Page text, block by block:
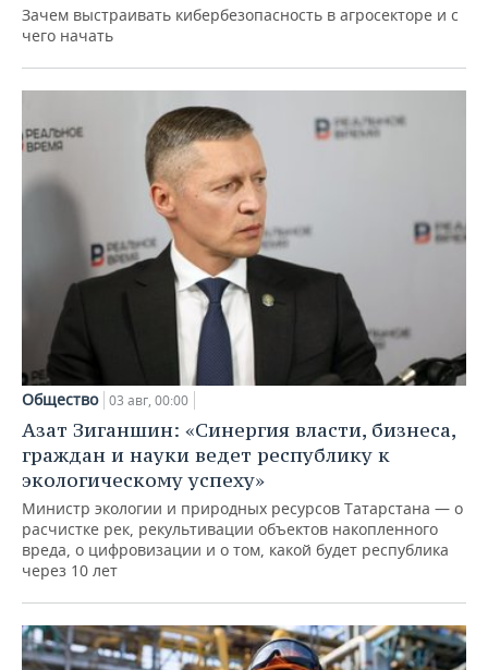
Зачем выстраивать кибербезопасность в агросекторе и с
чего начать
Общество 03 авг, 00:00
Азат Зиганшин: «Синергия власти, бизнеса,
граждан и науки ведет республику к
экологическому успеху»
Министр экологии и природных ресурсов Татарстана — о
расчистке рек, рекультивации объектов накопленного
вреда, о цифровизации и о том, какой будет республика
через 10 лет